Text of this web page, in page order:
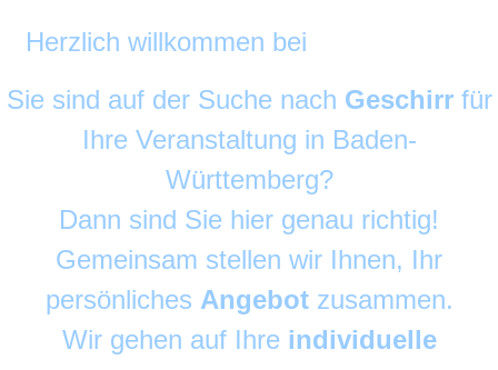
Herzlich willkommen bei
Sie sind auf der Suche nach Geschirr für
Ihre Veranstaltung in Baden-
Württemberg?
Dann sind Sie hier genau richtig!
Gemeinsam stellen wir Ihnen, Ihr
persönliches Angebot zusammen.
Wir gehen auf Ihre individuelle